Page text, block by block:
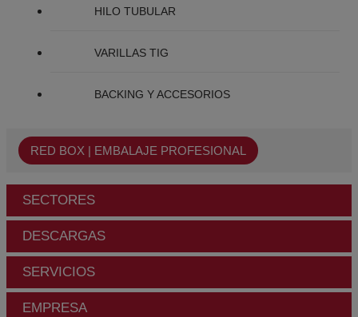
HILO TUBULAR
VARILLAS TIG
BACKING Y ACCESORIOS
RED BOX | EMBALAJE PROFESIONAL
SECTORES
DESCARGAS
SERVICIOS
EMPRESA